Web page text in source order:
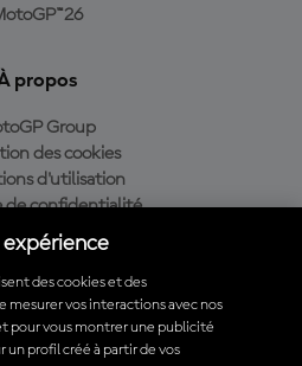
propos
Group
des cookies
d'utilisation
de confidentialité
d’achat
officielle du MotoGP™
expérience
des cookies et des
mesurer vos interactions avec nos
pour vous montrer une publicité
un profil créé à partir de vos